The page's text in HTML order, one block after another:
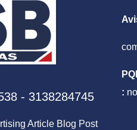
- 3138284745
Article Blog Post
: